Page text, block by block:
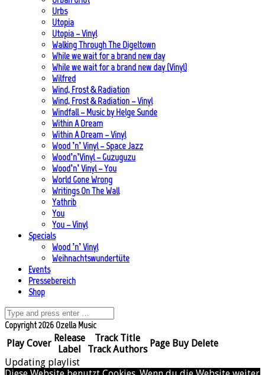
Urbs
Utopia
Utopia – Vinyl
Walking Through The Digeltown
While we wait for a brand new day
While we wait for a brand new day (Vinyl)
Wilfred
Wind, Frost & Radiation
Wind, Frost & Radiation – Vinyl
Windfall – Music by Helge Sunde
Within A Dream
Within A Dream – Vinyl
Wood ’n’ Vinyl – Space Jazz
Wood’n’Vinyl – Guzuguzu
Wood’n’ Vinyl – You
World Gone Wrong
Writings On The Wall
Yathrib
You
You – Vinyl
Specials
Wood ’n’ Vinyl
Weihnachtswundertüte
Events
Pressebereich
Shop
Copyright 2026 Ozella Music
Play Cover Release
Label
Track Title
Track Authors
Page Buy Delete
Updating playlist